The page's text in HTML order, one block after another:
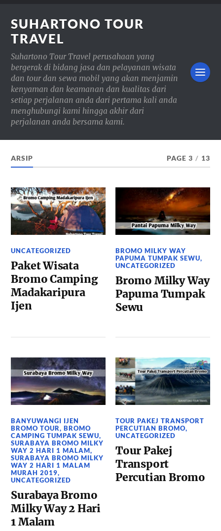
SUHARTONO TOUR
TRAVEL
Suhartono Tour Travel perusahaan yang
bergerak di bidang jasa dan pelayanan wisata
dan tour dan sewa mobil yang akan menjamin
kenyaman dan keamanan dan kualitas dari
setiap perjalanan anda dari pertama kali anda
menghubungi kami hingga akhir dari
perjalanan anda bersama kami.
ARSIP PAGE 3 / 13
UNCATEGORIZED
Paket Wisata
Bromo Camping
Madakaripura
Ijen
BROMO MILKY WAY
PAPUMA TUMPAK SEWU,
UNCATEGORIZED
Bromo Milky Way
Papuma Tumpak
Sewu
BANYUWANGI IJEN
BROMO TOUR,BROMO
CAMPING TUMPAK SEWU,
SURABAYA BROMO MILKY
WAY 2 HARI 1 MALAM,
SURABAYA BROMO MILKY
WAY 2 HARI 1 MALAM
MURAH 2019,
UNCATEGORIZED
Surabaya Bromo
Milky Way 2 Hari
1 Malam
TOUR PAKEJ TRANSPORT
PERCUTIAN BROMO,
UNCATEGORIZED
Tour Pakej
Transport
Percutian Bromo